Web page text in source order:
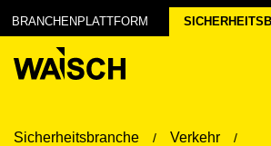
BRANCHENPLATTFORM
Sicherheitsbranche
Verkehr